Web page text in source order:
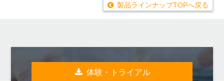
製品ラインナップTOPへ戻る
体験・トライアル